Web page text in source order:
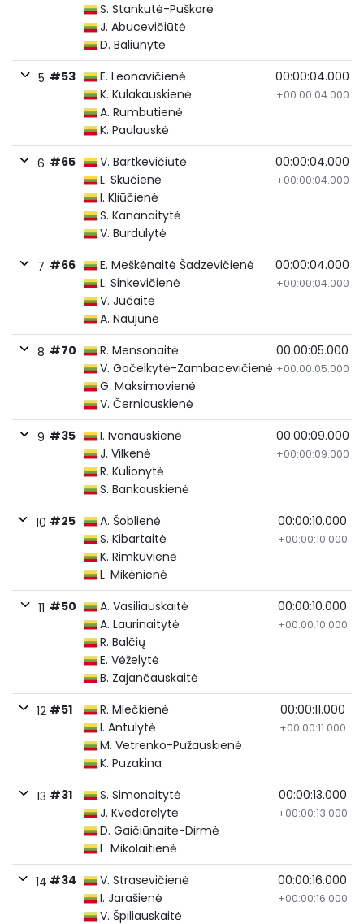
S. Stankutė-Puškorė
J. Abucevičiūtė
D. Baliūnytė
5 #53
E. Leonavičienė
K. Kulakauskienė
A. Rumbutienė
K. Paulauskė
00:00:04.000
+00:00:04.000
6 #65
V. Bartkevičiūtė
L. Skučienė
I. Kliūčienė
S. Kananaitytė
V. Burdulytė
00:00:04.000
+00:00:04.000
7 #66
E. Meškėnaitė Šadzevičienė
L. Sinkevičienė
V. Jučaitė
A. Naujūnė
00:00:04.000
+00:00:04.000
8 #70
R. Mensonaitė
V. Gočelkytė-Zambacevičienė
G. Maksimovienė
V. Černiauskienė
00:00:05.000
+00:00:05.000
9 #35
I. Ivanauskienė
J. Vilkenė
R. Kulionytė
S. Bankauskienė
00:00:09.000
+00:00:09.000
10 #25
A. Šoblienė
S. Kibartaitė
K. Rimkuvienė
L. Mikėnienė
00:00:10.000
+00:00:10.000
11 #50
A. Vasiliauskaitė
A. Laurinaitytė
R. Balčių
E. Vėželytė
B. Zajančauskaitė
00:00:10.000
+00:00:10.000
12 #51
R. Mlečkienė
I. Antulytė
M. Vetrenko-Pužauskienė
K. Puzakina
00:00:11.000
+00:00:11.000
13 #31
S. Simonaitytė
J. Kvedorelytė
D. Gaičiūnaitė-Dirmė
L. Mikolaitienė
00:00:13.000
+00:00:13.000
14 #34
V. Strasevičienė
I. Jarašienė
V. Špiliauskaitė
00:00:16.000
+00:00:16.000